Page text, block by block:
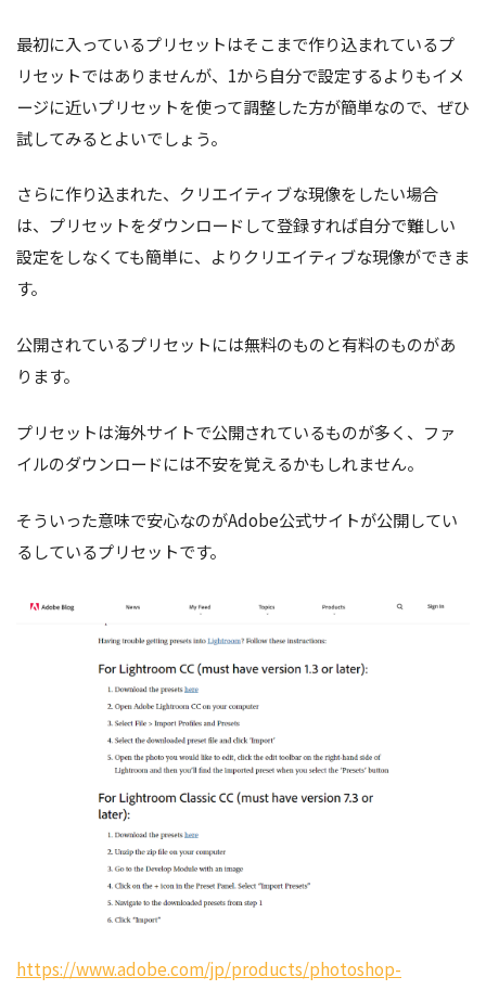
最初に入っているプリセットはそこまで作り込まれているプ
リセットではありませんが、1から自分で設定するよりもイメ
ージに近いプリセットを使って調整した方が簡単なので、ぜひ
試してみるとよいでしょう。
さらに作り込まれた、クリエイティブな現像をしたい場合
は、プリセットをダウンロードして登録すれば自分で難しい
設定をしなくても簡単に、よりクリエイティブな現像ができま
す。
公開されているプリセットには無料のものと有料のものがあ
ります。
プリセットは海外サイトで公開されているものが多く、ファ
イルのダウンロードには不安を覚えるかもしれません。
そういった意味で安心なのがAdobe公式サイトが公開してい
るしているプリセットです。
https://www.adobe.com/jp/products/photoshop-